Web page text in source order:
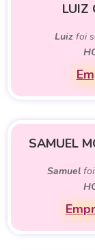
LUIZ
Luizfoi
SAMUEL
Samuelfoi